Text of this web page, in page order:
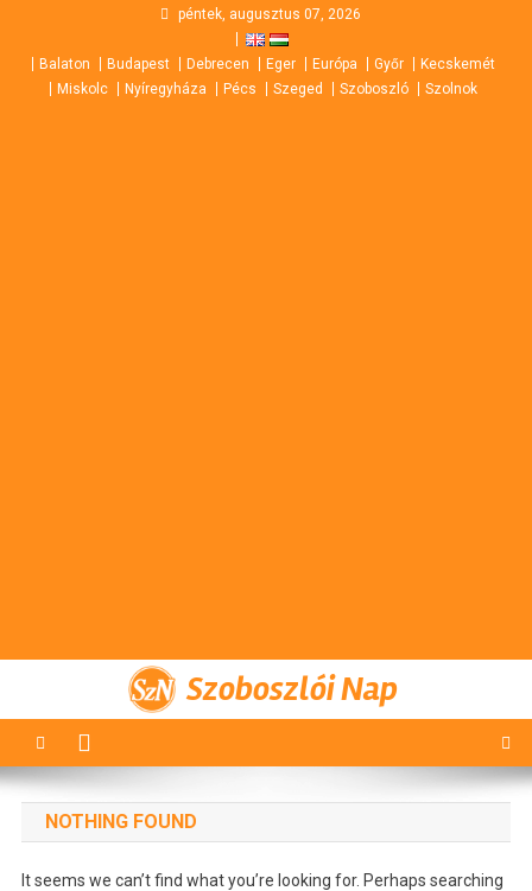
content
péntek, augusztus 07, 2026
Balaton Budapest Debrecen Eger Európa Győr
Kecskemét
Miskolc
Nyíregyháza Pécs Szeged Szoboszló Szolnok
Szoboszlói Nap
NOTHING FOUND
It seems we can’t find what you’re looking for. Perhaps searching